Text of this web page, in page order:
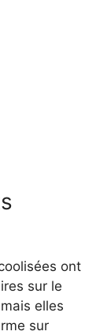
ont
sur le
elles
sur